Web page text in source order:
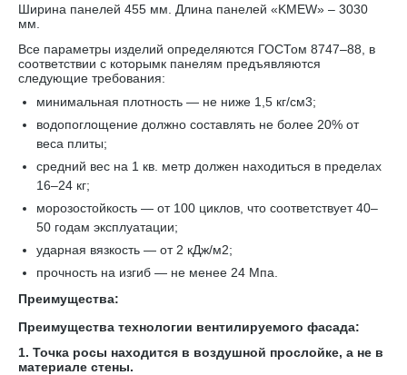
Ширина панелей 455 мм. Длина панелей «KMEW» – 3030
мм.
Все параметры изделий определяются ГОСТом 8747–88, в
соответствии с которымк панелям предъявляются
следующие требования:
минимальная плотность — не ниже 1,5 кг/см3;
водопоглощение должно составлять не более 20% от
веса плиты;
средний вес на 1 кв. метр должен находиться в пределах
16–24 кг;
морозостойкость — от 100 циклов, что соответствует 40–
50 годам эксплуатации;
ударная вязкость — от 2 кДж/м2;
прочность на изгиб — не менее 24 Мпа.
Преимущества:
Преимущества технологии вентилируемого фасада:
1. Точка росы находится в воздушной прослойке, а не в
материале стены.